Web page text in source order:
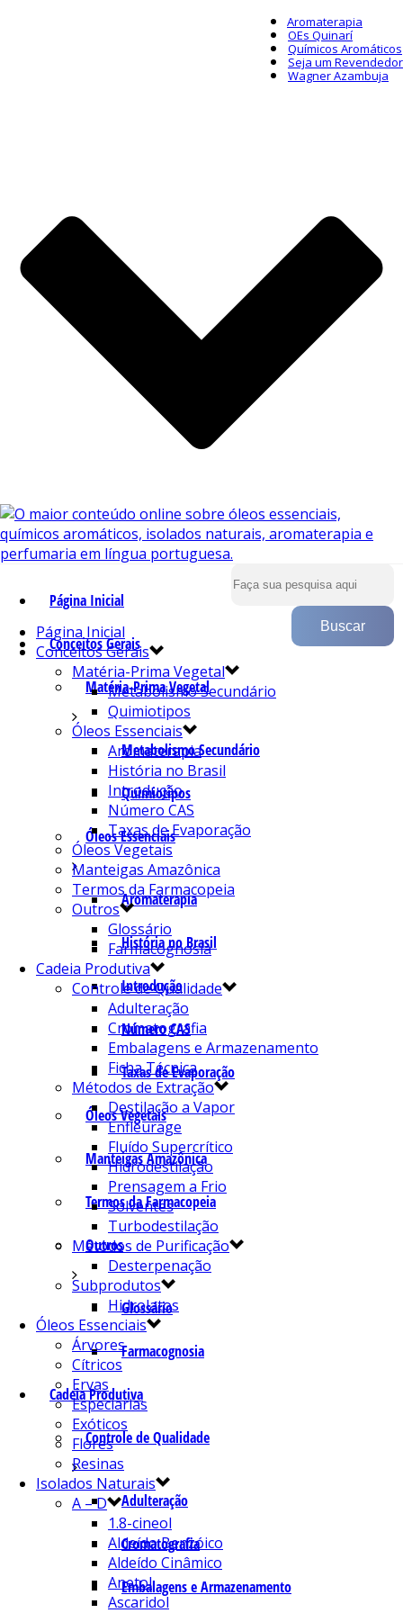
Aromaterapia
OEs Quinarí
Químicos Aromáticos
Seja um Revendedor
Wagner Azambuja
Página Inicial
Conceitos Gerais
Matéria-Prima Vegetal
Metabolismo Secundário
Quimiotipos
Óleos Essenciais
Aromaterapia
História no Brasil
Introdução
Número CAS
Taxas de Evaporação
Óleos Vegetais
Manteigas Amazônica
Termos da Farmacopeia
Outros
Glossário
Farmacognosia
Cadeia Produtiva
Controle de Qualidade
Adulteração
Cromatografia
Embalagens e Armazenamento
Página Inicial
Conceitos Gerais
Matéria-Prima Vegetal
Metabolismo Secundário
Quimiotipos
Óleos Essenciais
Aromaterapia
História no Brasil
Introdução
Número CAS
Taxas de Evaporação
Óleos Vegetais
Manteigas Amazônica
Termos da Farmacopeia
Outros
Glossário
Farmacognosia
Cadeia Produtiva
Controle de Qualidade
Adulteração
Cromatografia
Embalagens e Armazenamento
Ficha Técnica
Métodos de Extração
Destilação a Vapor
Enfleurage
Fluído Supercrítico
Hidrodestilação
Prensagem a Frio
Solventes
Turbodestilação
Métodos de Purificação
Desterpenação
Subprodutos
Hidrolatos
Óleos Essenciais
Árvores
Cítricos
Ervas
Especiarias
Exóticos
Flores
Resinas
Isolados Naturais
A – D
1.8-cineol
Aldeído Benzóico
Aldeído Cinâmico
Anetol
Ascaridol